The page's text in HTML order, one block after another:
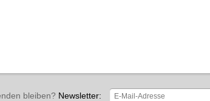
bleiben?Newsletter: